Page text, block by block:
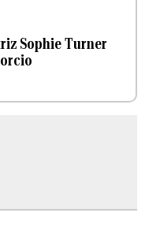
Sophie Turner